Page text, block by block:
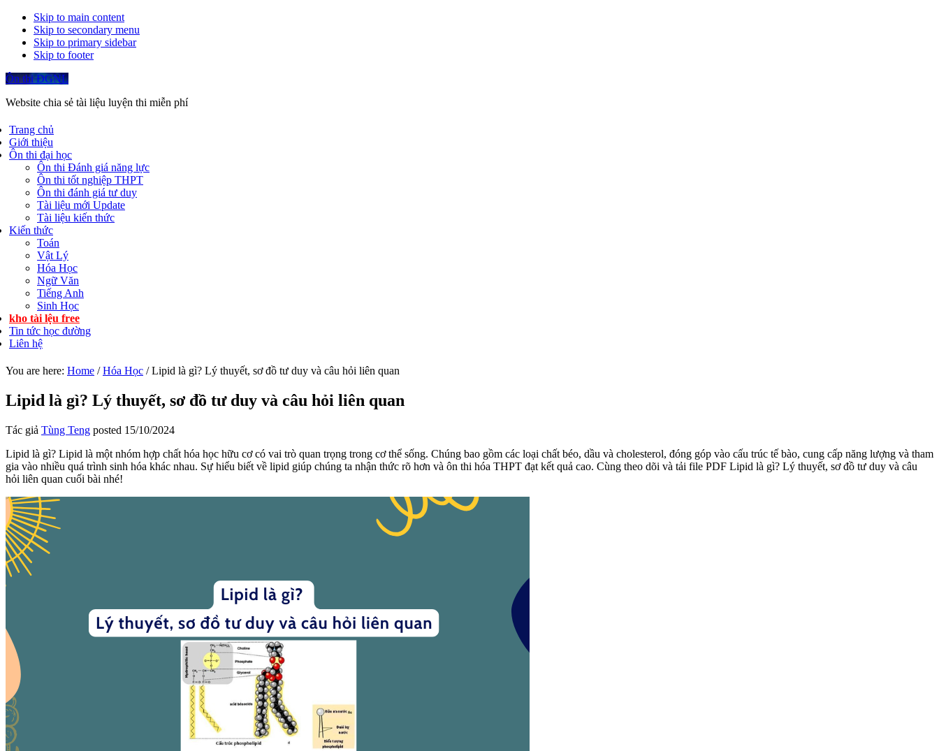
Skip to main content
Skip to secondary menu
Skip to primary sidebar
Skip to footer
Ôn thi ĐGNL
Website chia sẻ tài liệu luyện thi miễn phí
Trang chủ
Giới thiệu
Ôn thi đại học
Ôn thi Đánh giá năng lực
Ôn thi tốt nghiệp THPT
Ôn thi đánh giá tư duy
Tài liệu mới Update
Tài liệu kiến thức
Kiến thức
Toán
Vật Lý
Hóa Học
Ngữ Văn
Tiếng Anh
Sinh Học
kho tài lệu free
Tin tức học đường
Liên hệ
You are here: Home / Hóa Học /Lipid là gì? Lý thuyết, sơ đồ tư duy và câu hỏi liên quan
Lipid là gì? Lý thuyết, sơ đồ tư duy và câu hỏi liên quan
Tác giả Tùng Teng posted 15/10/2024
Lipid là gì? Lipid là một nhóm hợp chất hóa học hữu cơ có vai trò quan trọng trong cơ thể sống. Chúng bao gồm các loại chất béo, dầu và cholesterol, đóng góp vào cấu trúc tế bào, cung cấp năng lượng và tham
gia vào nhiều quá trình sinh hóa khác nhau. Sự hiểu biết về lipid giúp chúng ta nhận thức rõ hơn và ôn thi hóa THPT đạt kết quả cao. Cùng theo dõi và tải file PDF Lipid là gì? Lý thuyết, sơ đồ tư duy và câu
hỏi liên quan cuối bài nhé!